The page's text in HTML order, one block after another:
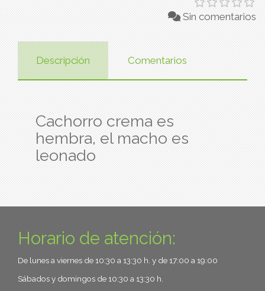
Sin comentarios
Descripción Comentarios
Cachorro crema es
hembra, el macho es
leonado
Horario de atención:
De lunes a viernes de 10:30 a 13:30 h. y de 17:00 a 19:00
Sábados y domingos de 10:30 a 13:30 h.